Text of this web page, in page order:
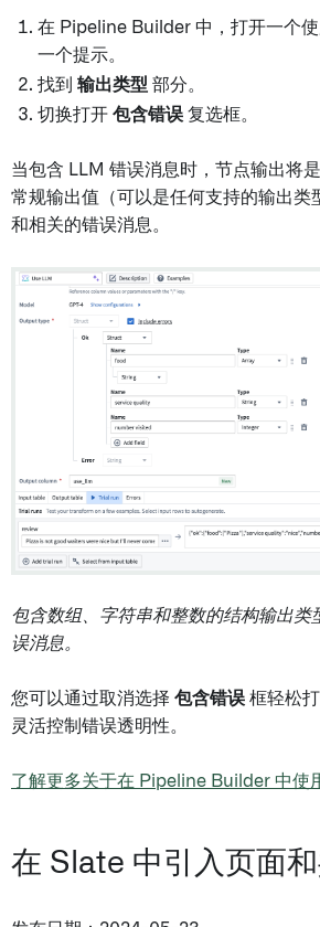
在 Pipeline Builder 中，打开一个
一个提示。
找到 输出类型 部分。
切换打开 包含错误 复选框。
当包含 LLM 错误消息时，节点输出将
常规输出值（可以是任何支持的输出类
和相关的错误消息。
包含数组、字符串和整数的结构输出类
误消息。
您可以通过取消选择 包含错误 框轻松
灵活控制错误透明性。
了解更多关于在 Pipeline Builder 中使
在 Slate 中引入页面